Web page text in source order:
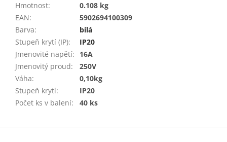
Hmotnost:
0.108 kg
EAN:
5902694100309
Barva:
bílá
Stupeň krytí (IP):
IP20
Jmenovité napětí:
16A
Jmenovitý proud:
250V
Váha:
0,10kg
Stupeň krytí:
IP20
Počet ks v balení: 40 ks
Z